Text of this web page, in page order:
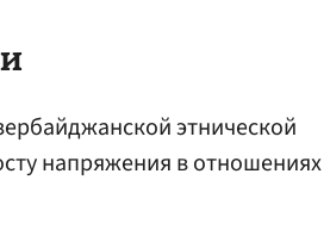
этнической
напряжения в отношениях